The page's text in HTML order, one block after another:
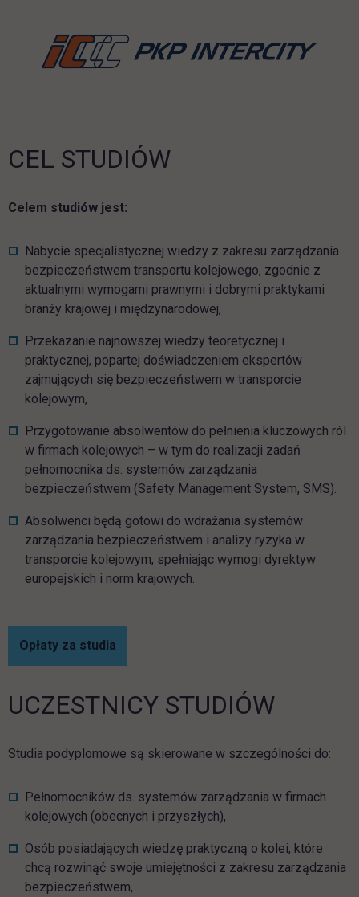
CEL STUDIÓW
Celem studiów jest:
Nabycie specjalistycznej wiedzy z zakresu zarządzania
bezpieczeństwem transportu kolejowego, zgodnie z
aktualnymi wymogami prawnymi i dobrymi praktykami
branży krajowej i międzynarodowej,
Przekazanie najnowszej wiedzy teoretycznej i
praktycznej, popartej doświadczeniem ekspertów
zajmujących się bezpieczeństwem w transporcie
kolejowym,
Przygotowanie absolwentów do pełnienia kluczowych ról
w firmach kolejowych – w tym do realizacji zadań
pełnomocnika ds. systemów zarządzania
bezpieczeństwem (Safety Management System, SMS).
Absolwenci będą gotowi do wdrażania systemów
zarządzania bezpieczeństwem i analizy ryzyka w
transporcie kolejowym, spełniając wymogi dyrektyw
europejskich i norm krajowych.
Opłaty za studia
UCZESTNICY STUDIÓW
Studia podyplomowe są skierowane w szczególności do:
Pełnomocników ds. systemów zarządzania w firmach
kolejowych (obecnych i przyszłych),
Osób posiadających wiedzę praktyczną o kolei, które
chcą rozwinąć swoje umiejętności z zakresu zarządzania
bezpieczeństwem,